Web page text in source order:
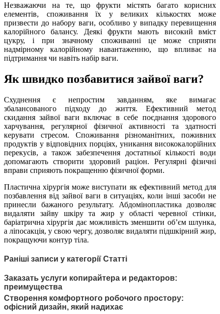
Незважаючи на те, що фрукти містять багато корисних
елементів, споживання їх у великих кількостях може
призвести до набору ваги, особливо у випадку перевищення
калорійного балансу. Деякі фрукти мають високий вміст
цукру, і при значному споживанні це може сприяти
надмірному калорійному навантаженню, що впливає на
підтримання чи навіть набір ваги.
Як швидко позбавитися зайвої ваги?
Схуднення є непростим завданням, яке вимагає
збалансованого підходу до життя. Ефективний метод
скидання зайвої ваги включає в себе поєднання здорового
харчування, регулярної фізичної активності та здатності
керувати стресом. Споживання різноманітних, поживних
продуктів у відповідних порціях, уникання висококалорійних
перекусів, а також забезпечення достатньої кількості води
допомагають створити здоровий раціон. Регулярні фізичні
вправи сприяють покращенню фізичної форми.
Пластична хірургія може виступати як ефективний метод для
позбавлення від зайвої ваги в ситуаціях, коли інші засоби не
принесли бажаного результату. Абдомінопластика дозволяє
видаляти зайву шкіру та жир у області черевної стінки,
баріатрична хірургія дає можливість зменшити об’єм шлунка,
а ліпосакція, у свою чергу, дозволяє видаляти підшкірний жир,
покращуючи контур тіла.
Раніші записи у категорії Статті
Заказать услуги копирайтера и редакторов:
преимущества
Створення комфортного робочого простору:
офісний дизайн, який надихає